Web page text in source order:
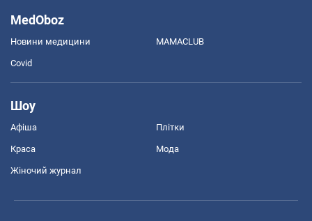
MedOboz
Новини медицини MAMACLUB
Covid
Шоу
Афіша Плітки
Краса Мода
Жіночий журнал